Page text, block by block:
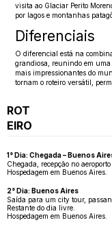
visita ao Glaciar Perito
por lagos e montanhas
Diferenciais
O diferencial está na
grandiosa, reunindo em
mais impressionantes do
tornam o roteiro versátil,
ROT
EIRO
1° Dia: Chegada – Buenos
Chegada, recepção no
Hospedagem em Buenos Aires.
2° Dia: Buenos Aires
Saída para um city tour,
Restante do dia livre.
Hospedagem em Buenos Aires.